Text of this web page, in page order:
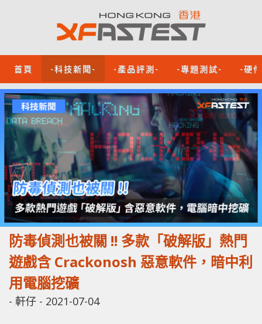
首頁 -科技新聞- -產品評測- -專題測試- -硬
防毒偵測也被關 !! 多款「破解版」熱門
遊戲含 Crackonosh 惡意軟件，暗中利
用電腦挖礦
- 軒仔 - 2021-07-04